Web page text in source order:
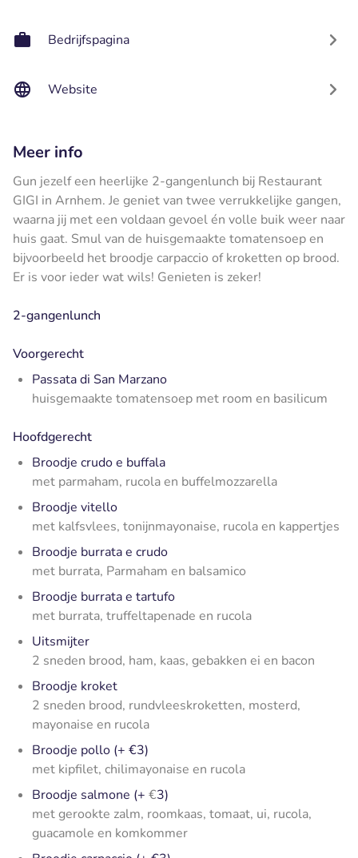
Bedrijfspagina
Website
Meer info
Gun jezelf een heerlijke 2-gangenlunch bij Restaurant
GIGI in Arnhem. Je geniet van twee verrukkelijke gangen,
waarna jij met een voldaan gevoel én volle buik weer naar
huis gaat. Smul van de huisgemaakte tomatensoep en
bijvoorbeeld het broodje carpaccio of kroketten op brood.
Er is voor ieder wat wils! Genieten is zeker!
2-gangenlunch
Voorgerecht
Passata di San Marzano
huisgemaakte tomatensoep met room en basilicum
Hoofdgerecht
Broodje crudo e buffala
met parmaham, rucola en buffelmozzarella
Broodje vitello
met kalfsvlees, tonijnmayonaise, rucola en kappertjes
Broodje burrata e crudo
met burrata, Parmaham en balsamico
Broodje burrata e tartufo
met burrata, truffeltapenade en rucola
Uitsmijter
2 sneden brood, ham, kaas, gebakken ei en bacon
Broodje kroket
2 sneden brood, rundvleeskroketten, mosterd,
mayonaise en rucola
Broodje pollo (+ €3)
met kipfilet, chilimayonaise en rucola
Broodje salmone (+ €3)
met gerookte zalm, roomkaas, tomaat, ui, rucola,
guacamole en komkommer